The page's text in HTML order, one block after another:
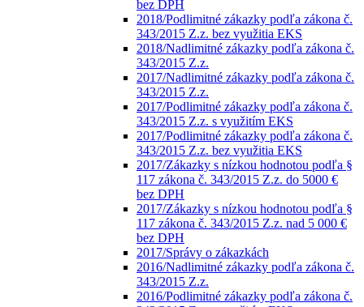
bez DPH
2018/Podlimitné zákazky podľa zákona č.
343/2015 Z.z. bez využitia EKS
2018/Nadlimitné zákazky podľa zákona č.
343/2015 Z.z.
2017/Nadlimitné zákazky podľa zákona č.
343/2015 Z.z.
2017/Podlimitné zákazky podľa zákona č.
343/2015 Z.z. s využitím EKS
2017/Podlimitné zákazky podľa zákona č.
343/2015 Z.z. bez využitia EKS
2017/Zákazky s nízkou hodnotou podľa §
117 zákona č. 343/2015 Z.z. do 5000 €
bez DPH
2017/Zákazky s nízkou hodnotou podľa §
117 zákona č. 343/2015 Z.z. nad 5 000 €
bez DPH
2017/Správy o zákazkách
2016/Nadlimitné zákazky podľa zákona č.
343/2015 Z.z.
2016/Podlimitné zákazky podľa zákona č.